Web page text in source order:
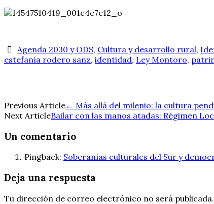
Agenda 2030 y ODS, Cultura y desarrollo rural,
estefanía rodero sanz, identidad, Ley Montoro,
Navegación
de
entradas
Previous Article← Más allá del milenio: la cultura
Next ArticleBailar con las manos atadas: Régimen
Un comentario
Pingback: Soberanías culturales del Sur y
Deja una respuesta
Tu dirección de correo electrónico no será publicada.